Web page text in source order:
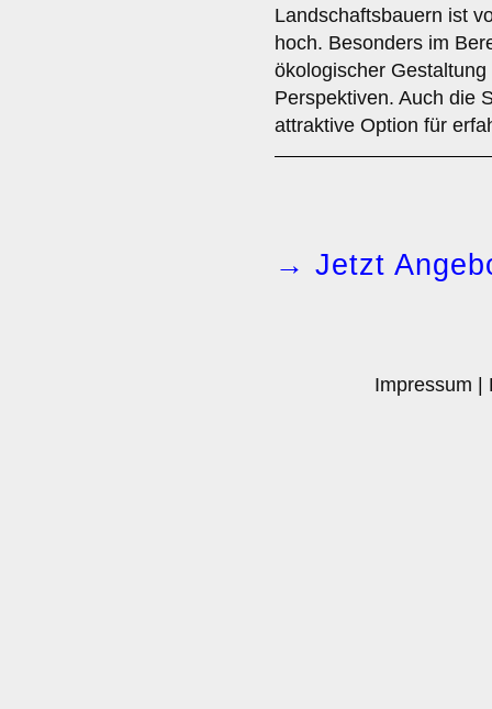
Landschaftsbauern ist
hoch. Besonders im
ökologischer
Perspektiven. Auch die
attraktive Option für
→ Jetzt
Impressum